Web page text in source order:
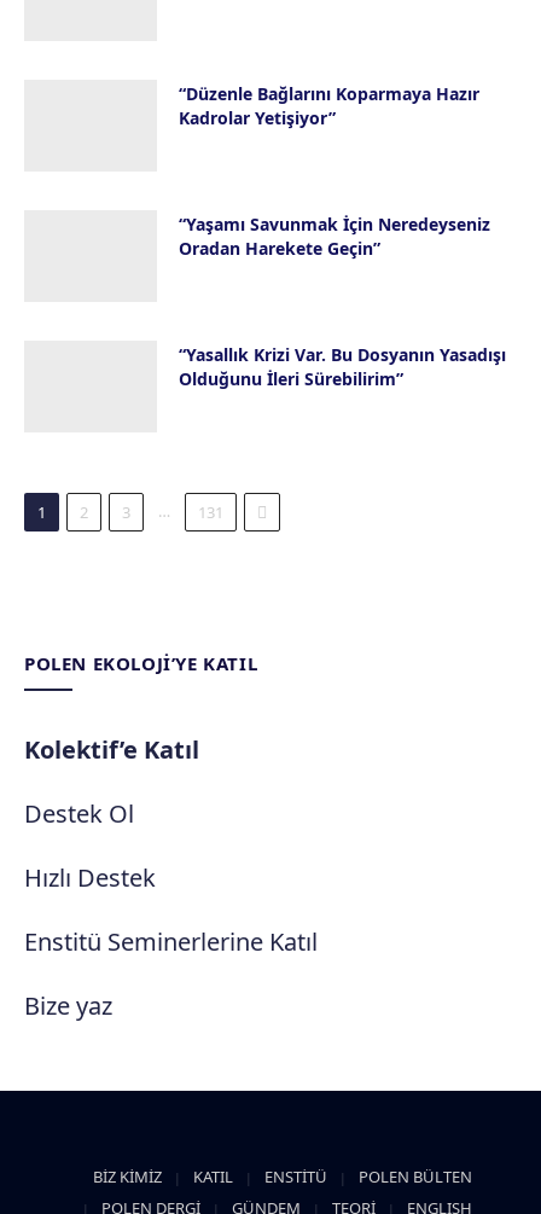
“Düzenle Bağlarını Koparmaya Hazır
Kadrolar Yetişiyor”
“Yaşamı Savunmak İçin Neredeyseniz
Oradan Harekete Geçin”
“Yasallık Krizi Var. Bu Dosyanın Yasadışı
Olduğunu İleri Sürebilirim”
1 2 3 … 131 Next
POLEN EKOLOJI’YE KATIL
Kolektif’e Katıl
Destek Ol
Hızlı Destek
Enstitü Seminerlerine Katıl
Bize yaz
BİZ KİMİZ KATIL ENSTİTÜ
POLEN BÜLTEN
POLEN DERGİ
GÜNDEM TEORİ ENGLISH